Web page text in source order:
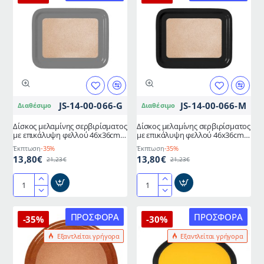
αντιολισθητική
επικάλυψη
φελλού
Διαθέσιμο JS-14-00-066-G
Δίσκος μελαμίνης σερβιρίσματος
με επικάλυψη φελλού 46x36cm
γκρι
Έκπτωση-35%
13,80€ 21,23€
Δίσκος
σερβιρίσματος
με
επικάλυψη
φελλού
46x36cm
Διαθέσιμο JS-14-00-066-M
Δίσκος μελαμίνης σερβιρίσματος
με επικάλυψη φελλού 46x36cm
μαύρος
Έκπτωση-35%
13,80€ 21,23€
Δίσκος
σερβιρίσματος
με
επικάλυψη
φελλού
46x36cm
ΠΡΟΣΦΟΡΆ
Εξαντλείται γρήγορα
-35% ΠΡΟΣΦΟΡΆ
Εξαντλείται γρήγορα
-30%